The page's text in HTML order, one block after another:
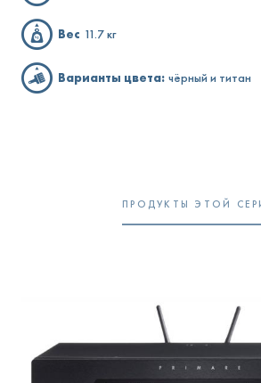
Вес 11.7 кг
Варианты цвета: чёрный и титан
ПРОДУКТЫ ЭТОЙ